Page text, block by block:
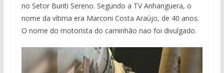
no Setor Buriti Sereno. Segundo a TV Anhanguera, o
nome da vítima era Marconi Costa Araújo, de 40 anos.
O nome do motorista do caminhão nao foi divulgado.